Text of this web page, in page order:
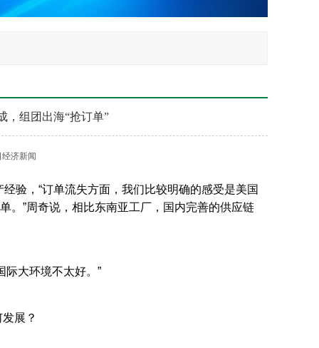
，组团出海“抢订单”
济新闻
验，“订单流失方面，我们比较明确的感受是美国
。”周奇说，相比东南亚工厂，国内完善的供应链
际大环境不太好。”
展？